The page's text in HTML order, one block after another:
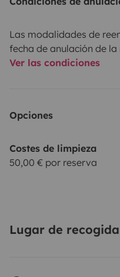
• 🛶 Canoe
• 🔋 Batería portátil
• 🏄 Tablas de surf
• Hasta –50% larga
Las modalidades de
fecha de anulación de la
Ver las condiciones
Opciones
Costes de limpieza
50,00 € por reserva
Lugar de recogida